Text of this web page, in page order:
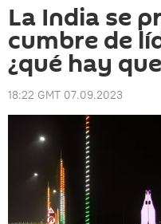
La India se
cumbre de
¿qué hay
18:22 GMT 07.09.2023